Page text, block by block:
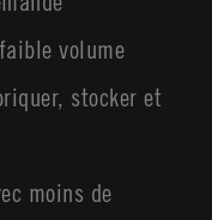
volume
stocker et
moins de